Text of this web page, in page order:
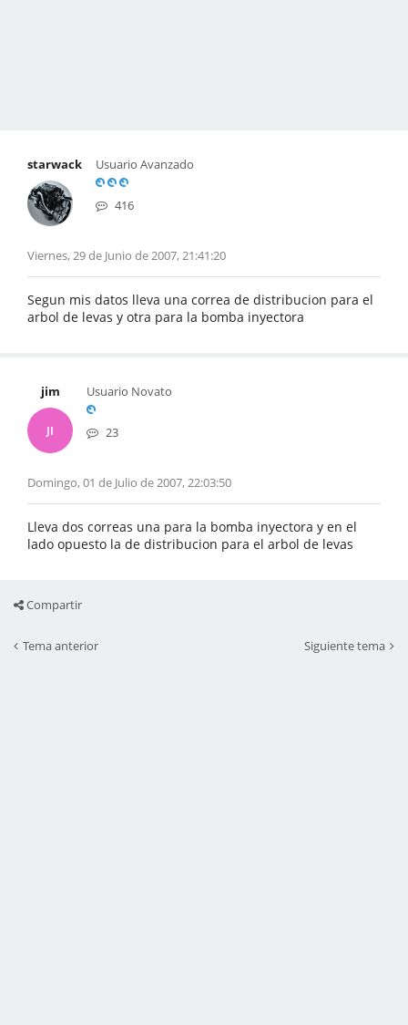
starwack Usuario Avanzado
416
Viernes, 29 de Junio de 2007, 21:41:20
Segun mis datos lleva una correa de distribucion para el
arbol de levas y otra para la bomba inyectora
jim
JI
Usuario Novato
23
Domingo, 01 de Julio de 2007, 22:03:50
Lleva dos correas una para la bomba inyectora y en el
lado opuesto la de distribucion para el arbol de levas
Compartir
Tema anterior Siguiente tema